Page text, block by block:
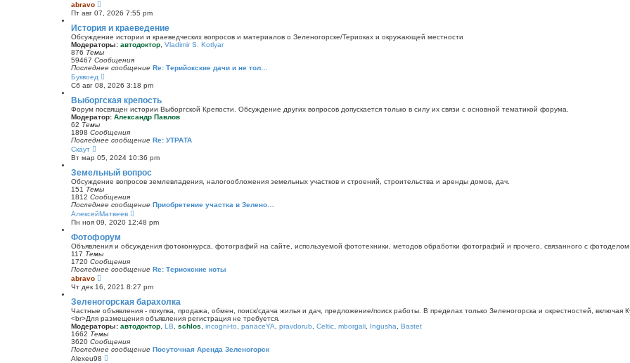
abravo
е
р
е
й
т
и
к
п
о
с
л
д
н
е
у
с
о
щ
е
н
и
ю
Пт авг 07, 2026 7:55 pm
История и краеведение
Обсуждение истории и краеведческих вопросов и материалов о Зеленогорске/Териоках и окружающей местности
Модераторы: автодоктор Vladimir S. Kotlyar
876 Темы
59467 Сообщения
Последнее сообщение Re: Терийокские дачи и не тол…
Буквоед
е
р
е
й
т
и
к
п
о
л
д
н
м
у
с
б
щ
н
и
Сб авг 08, 2026 3:18 pm
Выборгская крепость
Форум посвящен истории Выборгской Крепости. Обсуждение других вопросов допускается только в силу их связи с основной тематикой форума.
Модератор: Александр Павлов
62 Темы
1898 Сообщения
Последнее сообщение Re: УТРАТА
Скаут
е
р
е
й
т
и
к
п
о
с
е
д
н
е
м
у
с
о
б
щ
е
н
и
ю
Вт мар 05, 2024 10:36 pm
Земельный вопрос
Обсуждение вопросов землевладения, налогообложения земельных участков и строений, строительства и аренды домов, дач.
151 Темы
1812 Сообщения
Последнее сообщение Приобретение участка в Зелено…
АлексейМатвеев
е
р
т
п
с
е
д
н
е
с
Пн ноя 09, 2020 12:48 pm
Фотофорум
Объявления и обсуждения фотоконкурса, фотографий на сайте, используемой фототехники, методов обработки фотографий и прочего, связанного с фотоделом.
117 Темы
1720 Сообщения
Последнее сообщение Re: Териокские коты
abravo
е
р
е
й
т
и
к
п
о
с
л
Чт дек 16, 2021 8:27 pm
Зеленогорская барахолка
Частные объявления - покупка, продажа, обмен, поиск/сдача жилья и дач, предложение/поиск работы. В пределах только Зеленогорска и окрестностей,
<br>Для размещения объявления регистрация не требуется.
Модераторы: автодоктор LB schlos incogni-to panaceYA pravdorub Celtic mborgali Ingusha
Bastet
1662 Темы
3620 Сообщения
Последнее сообщение Посуточная Аренда Зеленогорск
Alexeu98